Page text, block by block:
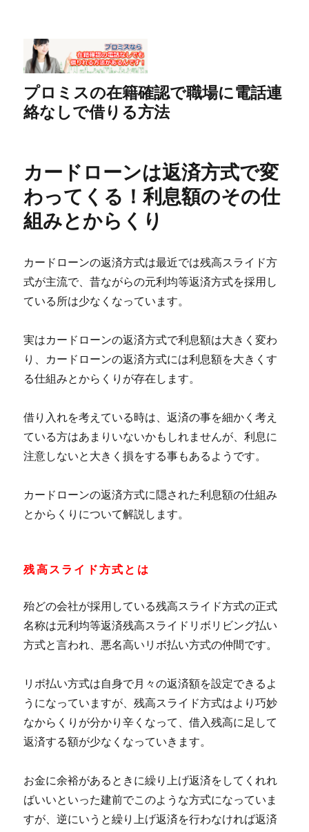
プロミスの在籍確認で職場に電話連
絡なしで借りる方法
カードローンは返済方式で変
わってくる！利息額のその仕
組みとからくり
カードローンの返済方式は最近では残高スライド方
式が主流で、昔ながらの元利均等返済方式を採用し
ている所は少なくなっています。
実はカードローンの返済方式で利息額は大きく変わ
り、カードローンの返済方式には利息額を大きくす
る仕組みとからくりが存在します。
借り入れを考えている時は、返済の事を細かく考え
ている方はあまりいないかもしれませんが、利息に
注意しないと大きく損をする事もあるようです。
カードローンの返済方式に隠された利息額の仕組み
とからくりについて解説します。
残高スライド方式とは
殆どの会社が採用している残高スライド方式の正式
名称は元利均等返済残高スライドリボリビング払い
方式と言われ、悪名高いリボ払い方式の仲間です。
リボ払い方式は自身で月々の返済額を設定できるよ
うになっていますが、残高スライド方式はより巧妙
なからくりが分かり辛くなって、借入残高に足して
返済する額が少なくなっていきます。
お金に余裕があるときに繰り上げ返済をしてくれれ
ばいいといった建前でこのような方式になっていま
すが、逆にいうと繰り上げ返済を行わなければ返済